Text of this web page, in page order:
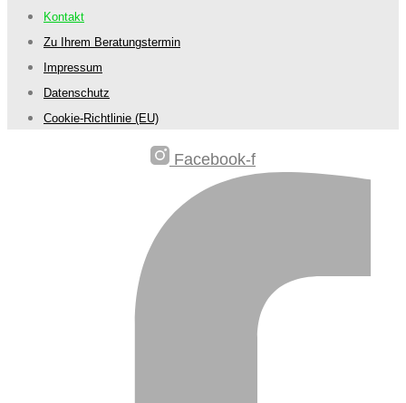
Kontakt
Zu Ihrem Beratungstermin
Impressum
Datenschutz
Cookie-Richtlinie (EU)
Facebook-f